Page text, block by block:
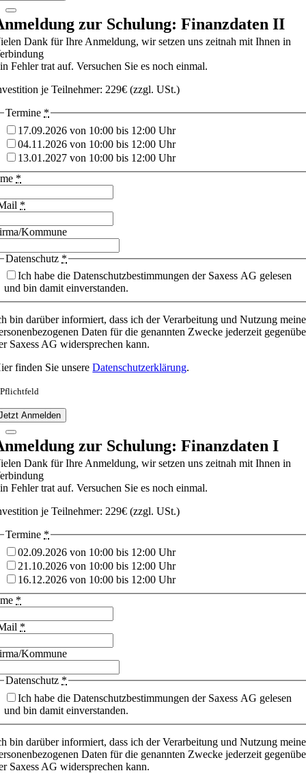
zur Schulung: Finanzdaten II
Dank für Ihre Anmeldung, wir setzen uns zeitnah mit Ihnen in
Fehler trat auf. Versuchen Sie es noch einmal.
je Teilnehmer: 229€ (zzgl. USt.)
Termine *
17.09.2026 von 10:00 bis 12:00 Uhr
04.11.2026 von 10:00 bis 12:00 Uhr
13.01.2027 von 10:00 bis 12:00 Uhr
*
*
Kommune
Datenschutz *
Ich habe die Datenschutzbestimmungen der Saxess AG gelesen
und bin damit einverstanden.
bin darüber informiert, dass ich der Verarbeitung und Nutzung
Daten für die genannten Zwecke jederzeit
Saxess AG widersprechen kann.
finden Sie unsereDatenschutzerklärung.
Anmelden
zur Schulung: Finanzdaten I
Dank für Ihre Anmeldung, wir setzen uns zeitnah mit Ihnen in
Fehler trat auf. Versuchen Sie es noch einmal.
je Teilnehmer: 229€ (zzgl. USt.)
Termine *
02.09.2026 von 10:00 bis 12:00 Uhr
21.10.2026 von 10:00 bis 12:00 Uhr
16.12.2026 von 10:00 bis 12:00 Uhr
*
*
Kommune
Datenschutz *
Ich habe die Datenschutzbestimmungen der Saxess AG gelesen
und bin damit einverstanden.
bin darüber informiert, dass ich der Verarbeitung und Nutzung
Daten für die genannten Zwecke jederzeit
Saxess AG widersprechen kann.